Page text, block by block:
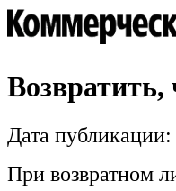
Возвратить,
Дата
При возвратном